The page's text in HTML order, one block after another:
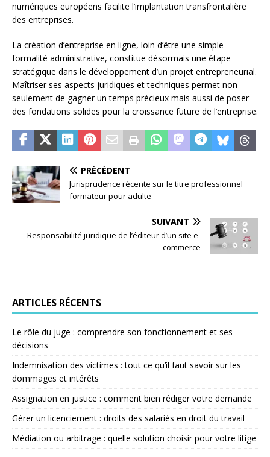
numériques européens facilite l’implantation transfrontalière
des entreprises.
La création d’entreprise en ligne, loin d’être une simple
formalité administrative, constitue désormais une étape
stratégique dans le développement d’un projet entrepreneurial.
Maîtriser ses aspects juridiques et techniques permet non
seulement de gagner un temps précieux mais aussi de poser
des fondations solides pour la croissance future de l’entreprise.
PRÉCÉDENT
Jurisprudence récente sur le titre professionnel
formateur pour adulte
SUIVANT
Responsabilité juridique de l’éditeur d’un site e-
commerce
ARTICLES RÉCENTS
Le rôle du juge : comprendre son fonctionnement et ses
décisions
Indemnisation des victimes : tout ce qu’il faut savoir sur les
dommages et intérêts
Assignation en justice : comment bien rédiger votre demande
Gérer un licenciement : droits des salariés en droit du travail
Médiation ou arbitrage : quelle solution choisir pour votre litige